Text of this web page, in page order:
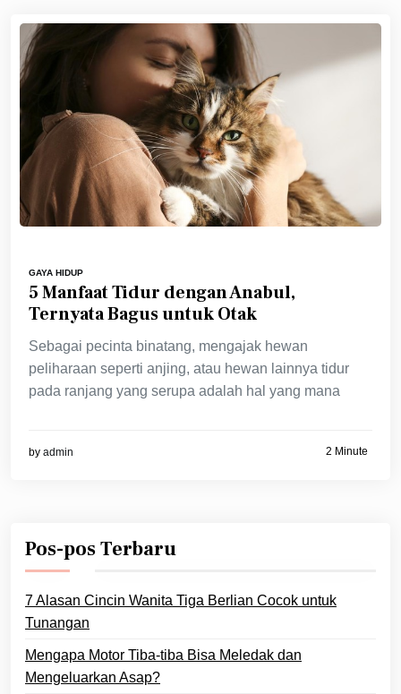
GAYA HIDUP
5 Manfaat Tidur dengan Anabul,
Ternyata Bagus untuk Otak
Sebagai pecinta binatang, mengajak hewan
peliharaan seperti anjing, atau hewan lainnya tidur
pada ranjang yang serupa adalah hal yang mana
by admin 2 Minute
Pos-pos Terbaru
7 Alasan Cincin Wanita Tiga Berlian Cocok untuk
Tunangan
Mengapa Motor Tiba-tiba Bisa Meledak dan
Mengeluarkan Asap?